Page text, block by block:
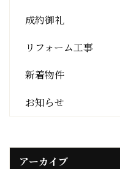
成約御礼
リフォーム工事
新着物件
お知らせ
アーカイブ